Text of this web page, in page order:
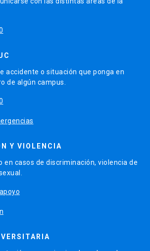
accidente o situación que ponga en
de algún campus.
Y VIOLENCIA
en casos de discriminación, violencia de